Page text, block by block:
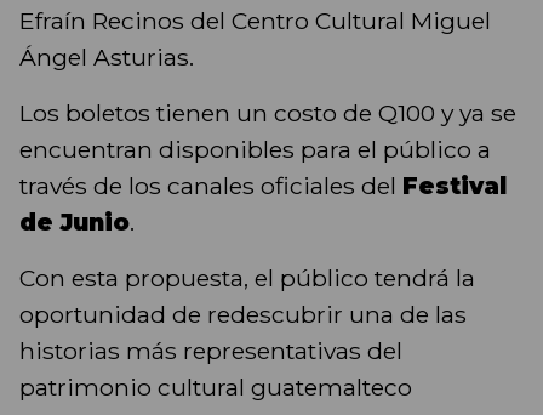
Efraín Recinos del Centro Cultural Miguel
Ángel Asturias.
Los boletos tienen un costo de Q100 y ya se
encuentran disponibles para el público a
través de los canales oficiales del Festival
de Junio.
Con esta propuesta, el público tendrá la
oportunidad de redescubrir una de las
historias más representativas del
patrimonio cultural guatemalteco